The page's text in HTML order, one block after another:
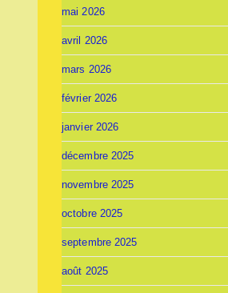
mai 2026
avril 2026
mars 2026
février 2026
janvier 2026
décembre 2025
novembre 2025
octobre 2025
septembre 2025
août 2025